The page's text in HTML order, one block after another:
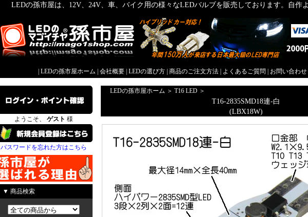
LEDの孫市屋は、12V、24V、車、バイク用の様々なLEDバルブを販売しております。自作
LEDの孫市屋ホーム 会社概要 LEDの選び方 商品のご注文方法 よくあるご質問 お問い合わせ
ようこそ、 ゲスト 様
パスワードを忘れた方はこちら
▼ 商品検索
LEDの孫市屋ホーム ＞ T16 LED ＞
T16-2835SMD18連-白
(LBX18W)